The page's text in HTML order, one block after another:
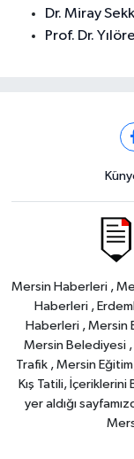
Dr. Miray
Prof. Dr.
Mersin Haberleri ,
Haberleri ,
Haberleri , Mersin
Mersin Belediyesi
Trafik , Mersin
Kış Tatili, İçeriklerini
yer aldığı